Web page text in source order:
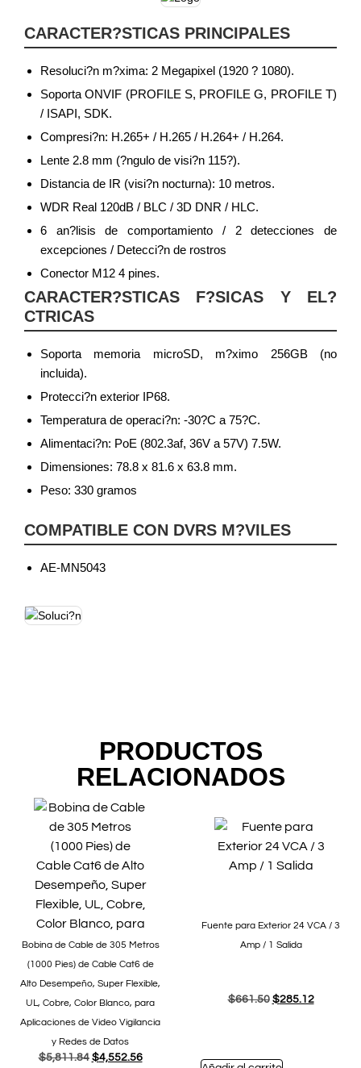
CARACTER?STICAS PRINCIPALES
Resoluci?n m?xima: 2 Megapixel (1920 ? 1080).
Soporta ONVIF (PROFILE S, PROFILE G, PROFILE T)
/ ISAPI, SDK.
Compresi?n: H.265+ / H.265 / H.264+ / H.264.
Lente 2.8 mm (?ngulo de visi?n 115?).
Distancia de IR (visi?n nocturna): 10 metros.
WDR Real 120dB / BLC / 3D DNR / HLC.
6 an?lisis de comportamiento / 2 detecciones de
excepciones / Detecci?n de rostros
Conector M12 4 pines.
CARACTER?STICAS F?SICAS Y EL?
CTRICAS
Soporta memoria microSD, m?ximo 256GB (no
incluida).
Protecci?n exterior IP68.
Temperatura de operaci?n: -30?C a 75?C.
Alimentaci?n: PoE (802.3af, 36V a 57V) 7.5W.
Dimensiones: 78.8 x 81.6 x 63.8 mm.
Peso: 330 gramos
COMPATIBLE CON DVRS M?VILES
AE-MN5043
PRODUCTOS
RELACIONADOS
Bobina de Cable de 305 Metros
(1000 Pies) de Cable Cat6 de
Alto Desempeño, Super Flexible,
UL, Cobre, Color Blanco, para
Aplicaciones de Video Vigilancia
y Redes de Datos
$5,811.84 $4,552.56
Fuente para Exterior 24 VCA / 3
Amp / 1 Salida
$661.50 $285.12